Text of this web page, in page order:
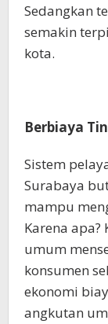
Sedangkan
semakin
kota.
Berbiaya
Sistem
Surabaya
mampu
Karena
umum
konsumen
ekonomi
angkutan